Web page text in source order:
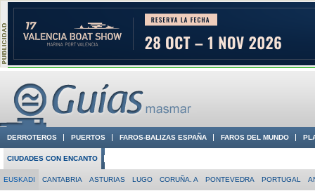
DERROTEROS PUERTOS FAROS-BALIZAS ESPAÑA FAROS DEL MUNDO
CIUDADES CON ENCANTO
EUSKADI CANTABRIA ASTURIAS LUGO CORUÑA. A PONTEVEDRA PORTUGAL